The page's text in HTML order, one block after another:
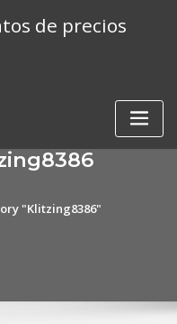
de precios
"Klitzing8386"